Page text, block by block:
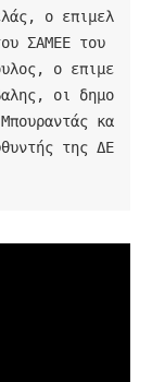
ο επιμελ
ΣΑΜΕΕ του
ο επιμε
οι δημο
κα
της ΔΕ